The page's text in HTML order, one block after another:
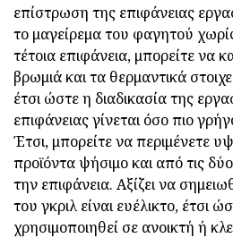
επίστρωση της επιφάνειας
το μαγείρεμα του φαγητού
τέτοια επιφάνεια, μπορείτε να
βρωμιά και τα θερμαντικά
έτσι ώστε η διαδικασία της
επιφάνειας γίνεται όσο πιο
Έτσι, μπορείτε να περιμένετε
προϊόντα ψήσιμο και από τις
την επιφάνεια. Αξίζει να
του γκριλ είναι ευέλικτο, έτσι
χρησιμοποιηθεί σε ανοικτή ή